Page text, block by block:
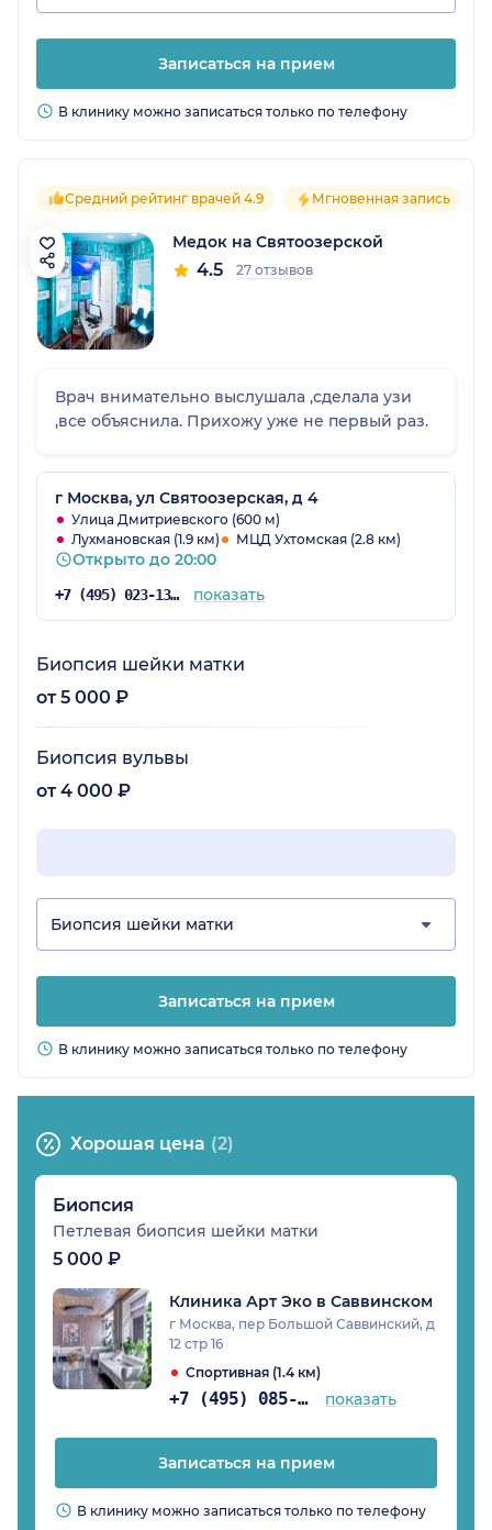
Записаться на прием
В клинику можно записаться только по телефону
Средний рейтинг врачей 4.9 Мгновенная запись
Медок на Святоозерской
4.5 27 отзывов
Врач внимательно выслушала ,сделала узи
,все объяснила. Прихожу уже не первый раз.
г Москва, ул Святоозерская, д 4
Улица Дмитриевского (600 м)
Лухмановская (1.9 км)
МЦД Ухтомская (2.8 км)
Открыто до 20:00
+7 (495) 023-13-87 показать
Биопсия шейки матки
от 5 000 ₽
Биопсия вульвы
от 4 000 ₽
Биопсия шейки матки
Записаться на прием
В клинику можно записаться только по телефону
Хорошая цена (2)
Биопсия
Петлевая биопсия шейки матки
5 000 ₽
Клиника Арт Эко в Саввинском
г Москва, пер Большой Саввинский, д
12 стр 16
Спортивная (1.4 км)
+7 (495) 085-10-83 показать
Записаться на прием
В клинику можно записаться только по телефону